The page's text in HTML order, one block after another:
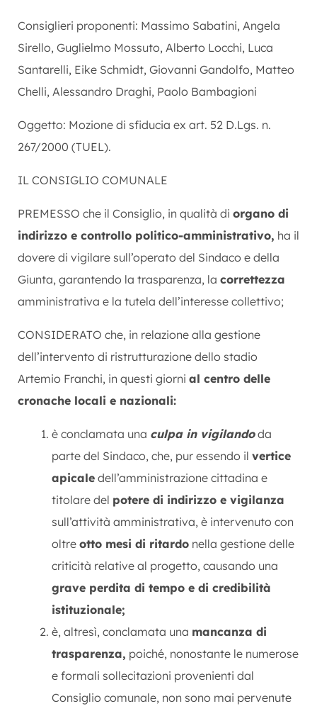
Consiglieri proponenti: Massimo Sabatini, Angela
Sirello, Guglielmo Mossuto, Alberto Locchi, Luca
Santarelli, Eike Schmidt, Giovanni Gandolfo, Matteo
Chelli, Alessandro Draghi, Paolo Bambagioni
Oggetto: Mozione di sfiducia ex art. 52 D.Lgs. n.
267/2000 (TUEL).
IL CONSIGLIO COMUNALE
PREMESSO che il Consiglio, in qualità di organo di
indirizzo e controllo politico-amministrativo, ha il
dovere di vigilare sull’operato del Sindaco e della
Giunta, garantendo la trasparenza, la correttezza
amministrativa e la tutela dell’interesse collettivo;
CONSIDERATO che, in relazione alla gestione
dell’intervento di ristrutturazione dello stadio
Artemio Franchi, in questi giorni al centro delle
cronache locali e nazionali:
è conclamata una culpa in vigilandoda
parte del Sindaco, che, pur essendo il vertice
apicale dell’amministrazione cittadina e
titolare del potere di indirizzo e vigilanza
sull’attività amministrativa, è intervenuto con
oltre otto mesi di ritardo nella gestione delle
criticità relative al progetto, causando una
grave perdita di tempo e di credibilità
istituzionale;
è, altresì, conclamata una mancanza di
trasparenza, poiché, nonostante le numerose
e formali sollecitazioni provenienti dal
Consiglio comunale, non sono mai pervenute